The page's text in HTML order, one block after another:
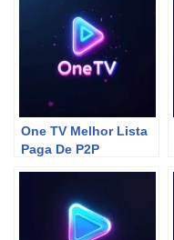
One TV Melhor Lista
Paga De P2P